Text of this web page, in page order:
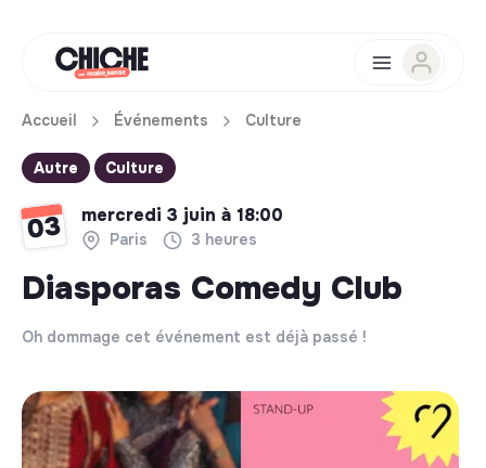
Accueil Événements Culture
Autre Culture
03 mercredi 3 juin à 18:00
Paris 3 heures
Diasporas Comedy Club
Oh dommage cet événement est déjà passé !